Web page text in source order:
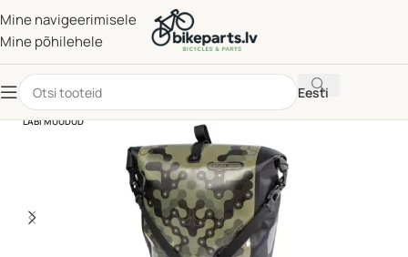
Mine navigeerimisele
Mine põhilehele
Eesti
LÄBI MÜÜDUD